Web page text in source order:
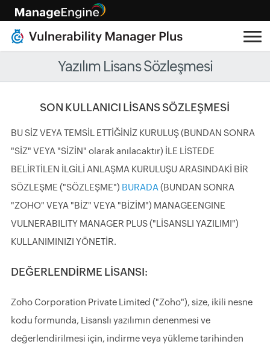
Yazılım Lisans Sözleşmesi
SON KULLANICI LİSANS SÖZLEŞMESİ
BU SİZ VEYA TEMSİL ETTİĞİNİZ KURULUŞ (BUNDAN SONRA
"SİZ" VEYA "SİZİN" olarak anılacaktır) İLE LİSTEDE
BELİRTİLEN İLGİLİ ANLAŞMA KURULUŞU ARASINDAKİ BİR
SÖZLEŞME ("SÖZLEŞME") BURADA (BUNDAN SONRA
"ZOHO" VEYA "BİZ" VEYA "BİZİM") MANAGEENGINE
VULNERABILITY MANAGER PLUS ("LİSANSLI YAZILIMI")
KULLANIMINIZI YÖNETİR.
DEĞERLENDİRME LİSANSI:
Zoho Corporation Private Limited ("Zoho"), size, ikili nesne
kodu formunda, Lisanslı yazılımın denenmesi ve
değerlendirilmesi için, indirme veya yükleme tarihinden